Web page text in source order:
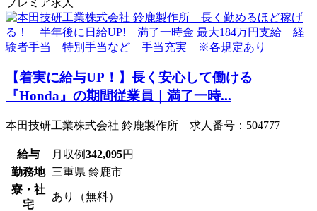
プレミア求人
【着実に給与UP！】長く安心して働ける
『Honda』の期間従業員｜満了一時...
本田技研工業株式会社 鈴鹿製作所 求人番号：504777
給与 月収例342,095円
勤務地 三重県 鈴鹿市
寮・社
宅
あり（無料）